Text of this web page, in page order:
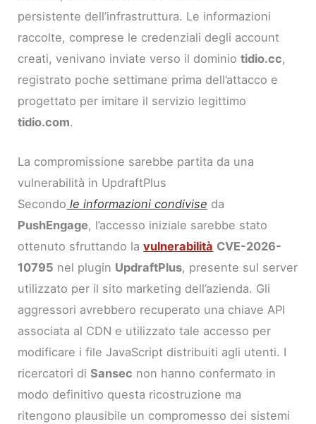
persistente dell’infrastruttura. Le informazioni
raccolte, comprese le credenziali degli account
creati, venivano inviate verso il dominiotidio.cc,
registrato poche settimane prima dell’attacco e
progettato per imitare il servizio legittimo
tidio.com.
La compromissione sarebbe partita da una
vulnerabilità in UpdraftPlus
Secondo le informazioni condivise da
PushEngage, l’accesso iniziale sarebbe stato
ottenuto sfruttando lavulnerabilità CVE-2026-
10795 nel plugin UpdraftPlus, presente sul server
utilizzato per il sito marketing dell’azienda. Gli
aggressori avrebbero recuperato una chiave API
associata al CDN e utilizzato tale accesso per
modificare i file JavaScript distribuiti agli utenti. I
ricercatori diSansec non hanno confermato in
modo definitivo questa ricostruzione ma
ritengono plausibile un compromesso dei sistemi